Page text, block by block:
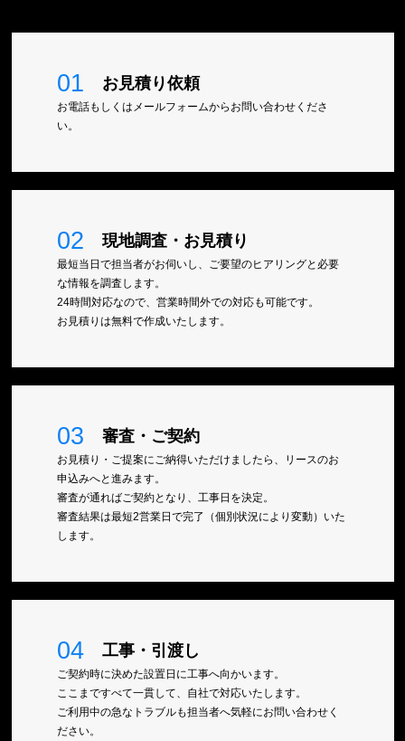
01 お見積り依頼
お電話もしくはメールフォームからお問い合わせくださ
い。
02 現地調査・お見積り
最短当日で担当者がお伺いし、ご要望のヒアリングと必要
な情報を調査します。
24時間対応なので、営業時間外での対応も可能です。
お見積りは無料で作成いたします。
03 審査・ご契約
お見積り・ご提案にご納得いただけましたら、リースのお
申込みへと進みます。
審査が通ればご契約となり、工事日を決定。
審査結果は最短2営業日で完了（個別状況により変動）いた
します。
04 工事・引渡し
ご契約時に決めた設置日に工事へ向かいます。
ここまですべて一貫して、自社で対応いたします。
ご利用中の急なトラブルも担当者へ気軽にお問い合わせく
ださい。